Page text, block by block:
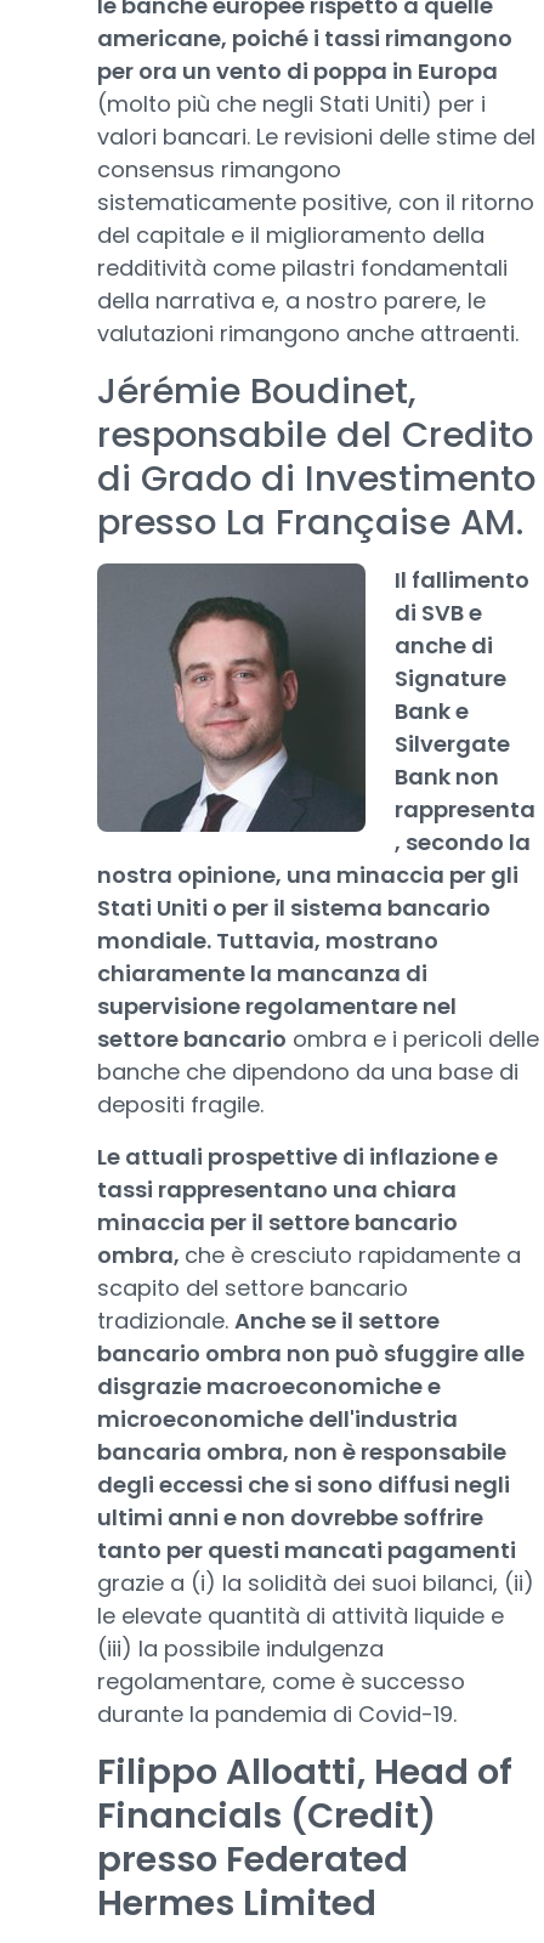
americane, poiché i tassi rimangono
per ora un vento di poppa in Europa
(molto più che negli Stati Uniti) per i
valori bancari. Le revisioni delle stime del
consensus rimangono
sistematicamente positive, con il ritorno
del capitale e il miglioramento della
redditività come pilastri fondamentali
della narrativa e, a nostro parere, le
valutazioni rimangono anche attraenti.
Jérémie Boudinet,
responsabile del Credito
di Grado di Investimento
presso La Française AM.
Il fallimento
di SVB e
anche di
Signature
Bank e
Silvergate
Bank non
rappresenta
, secondo la
nostra opinione, una minaccia per gli
Stati Uniti o per il sistema bancario
mondiale. Tuttavia, mostrano
chiaramente la mancanza di
supervisione regolamentare nel
settore bancario ombra e i pericoli delle
banche che dipendono da una base di
depositi fragile.
Le attuali prospettive di inflazione e
tassi rappresentano una chiara
minaccia per il settore bancario
ombra, che è cresciuto rapidamente a
scapito del settore bancario
tradizionale. Anche se il settore
bancario ombra non può sfuggire alle
disgrazie macroeconomiche e
microeconomiche dell'industria
bancaria ombra, non è responsabile
degli eccessi che si sono diffusi negli
ultimi anni e non dovrebbe soffrire
tanto per questi mancati pagamenti
grazie a (i) la solidità dei suoi bilanci, (ii)
le elevate quantità di attività liquide e
(iii) la possibile indulgenza
regolamentare, come è successo
durante la pandemia di Covid-19.
Filippo Alloatti, Head of
Financials (Credit)
presso Federated
Hermes Limited